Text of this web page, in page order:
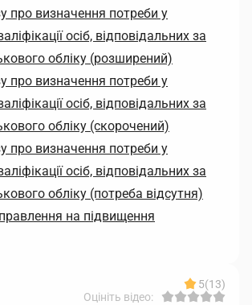
про визначення потреби у
осіб, відповідальних за
обліку (розширений)
про визначення потреби у
осіб, відповідальних за
обліку (скорочений)
про визначення потреби у
осіб, відповідальних за
обліку (потреба відсутня)
на підвищення
5(13)
Оцініть відео: